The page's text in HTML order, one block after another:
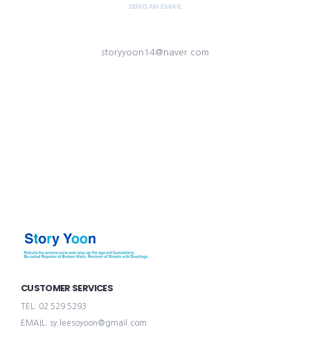
SEND AN EMAIL
storyyoon14@naver.com
CUSTOMER SERVICES
TEL: 02 529 5293
EMAIL: sy.leesoyoon@gmail.com